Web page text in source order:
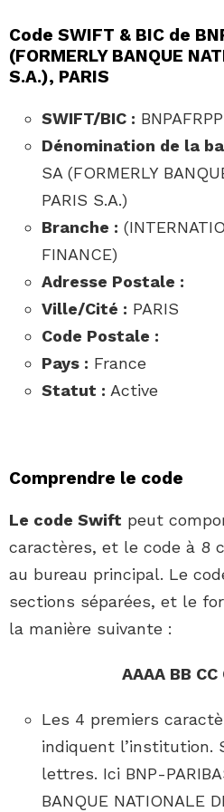
Code SWIFT & BIC de
(FORMERLY BANQUE
S.A.), PARIS
SWIFT/BIC :
Dénomination de la
SA (FORMERLY
PARIS S.A.)
Branche :
FINANCE)
Adresse Postale :
Ville/Cité : PARIS
Code Postale :
Pays : France
Statut : Active
Comprendre le code
Le code Swift peut
caractères, et le code à 8
au bureau principal. Le
sections séparées, et le
la manière suivante :
AAAA BB CC
Les 4 premiers
indiquent l’institution.
lettres. Ici BNP-
BANQUE NATIONALE